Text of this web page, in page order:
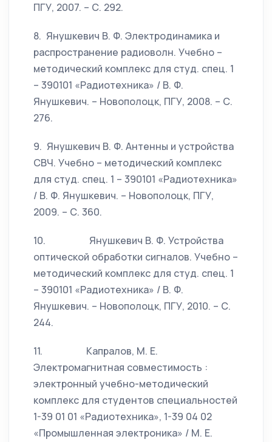
ПГУ, 2007. – С. 292.
8. Янушкевич В. Ф. Электродинамика и
распространение радиоволн. Учебно –
методический комплекс для студ. спец. 1
– 390101 «Радиотехника» / В. Ф.
Янушкевич. – Новополоцк, ПГУ, 2008. – С.
276.
9. Янушкевич В. Ф. Антенны и устройства
СВЧ. Учебно – методический комплекс
для студ. спец. 1 – 390101 «Радиотехника»
/ В. Ф. Янушкевич. – Новополоцк, ПГУ,
2009. – С. 360.
10. Янушкевич В. Ф. Устройства
оптической обработки сигналов. Учебно –
методический комплекс для студ. спец. 1
– 390101 «Радиотехника» / В. Ф.
Янушкевич. – Новополоцк, ПГУ, 2010. – С.
244.
11. Капралов, М. Е.
Электромагнитная совместимость :
электронный учебно-методический
комплекс для студентов специальностей
1-39 01 01 «Радиотехника», 1-39 04 02
«Промышленная электроника» / М. Е.